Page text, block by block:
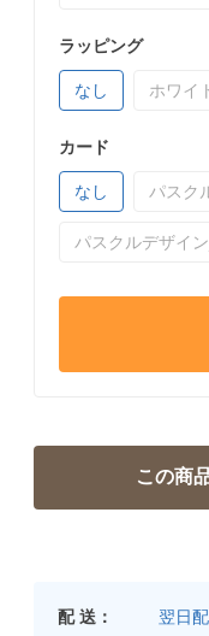
ラッピング
なし ホワイ
カード
なし パスク
パスクルデザイ
配 送： 翌日